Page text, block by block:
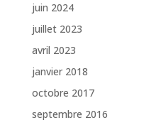
juin 2024
juillet 2023
avril 2023
janvier 2018
octobre 2017
septembre 2016